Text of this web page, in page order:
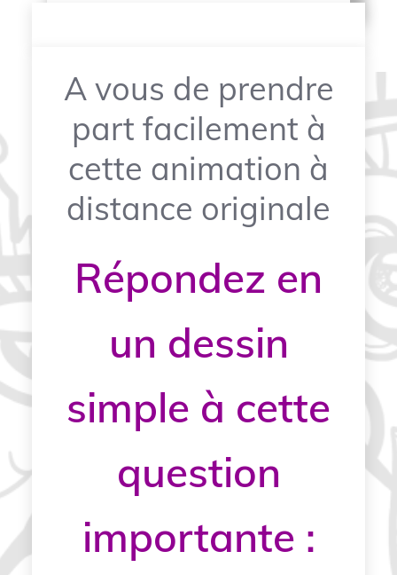
A vous de prendre
part facilement à
cette animation à
distance originale
Répondez en
un dessin
simple à cette
question
importante :